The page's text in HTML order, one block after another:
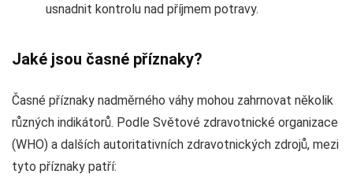
usnadnit kontrolu nad příjmem potravy.
Jaké jsou časné příznaky?
Časné příznaky nadměrného váhy mohou zahrnovat několik
různých indikátorů. Podle Světové zdravotnické organizace
(WHO) a dalších autoritativních zdravotnických zdrojů, mezi
tyto příznaky patří: